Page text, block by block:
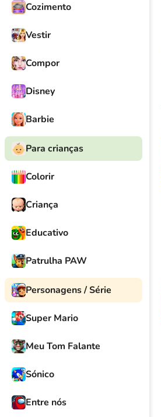
Cozimento
Vestir
Compor
Disney
Barbie
Para crianças
Colorir
Criança
Educativo
Patrulha PAW
Personagens / Série
Super Mario
Meu Tom Falante
Sónico
Entre nós